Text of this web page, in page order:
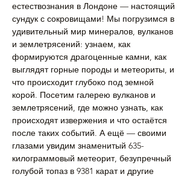
естествознания в Лондоне — настоящий
сундук с сокровищами! Мы погрузимся в
удивительный мир минералов, вулканов
и землетрясений: узнаем, как
формируются драгоценные камни, как
выглядят горные породы и метеориты, и
что происходит глубоко под земной
корой. Посетим галерею вулканов и
землетрясений, где можно узнать, как
происходят извержения и что остаётся
после таких событий. А ещё — своими
глазами увидим знаменитый 635-
килограммовый метеорит, безупречный
голубой топаз в 9381 карат и другие